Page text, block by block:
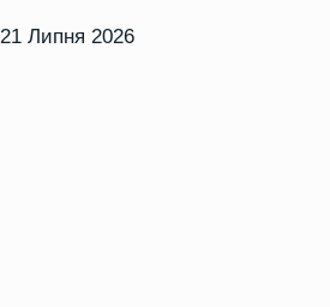
21 Липня 2026